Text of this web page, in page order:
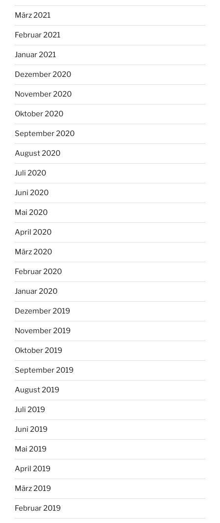
März 2021
Februar 2021
Januar 2021
Dezember 2020
November 2020
Oktober 2020
September 2020
August 2020
Juli 2020
Juni 2020
Mai 2020
April 2020
März 2020
Februar 2020
Januar 2020
Dezember 2019
November 2019
Oktober 2019
September 2019
August 2019
Juli 2019
Juni 2019
Mai 2019
April 2019
März 2019
Februar 2019